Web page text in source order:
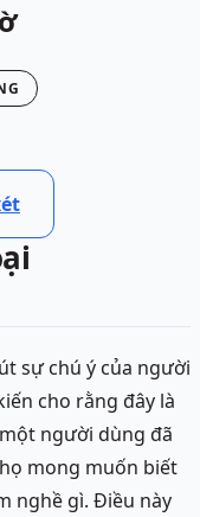
sự chú ý của người
cho rằng đây là
người dùng đã
mong muốn biết
nghề gì. Điều này